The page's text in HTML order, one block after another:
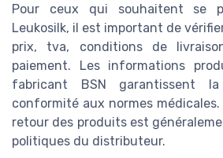
Pour ceux qui souhaitent se
Leukosilk, il est important de
prix, tva, conditions de
paiement. Les informations
fabricant BSN garantissent
conformité aux normes médicales.
retour des produits est
politiques du distributeur.